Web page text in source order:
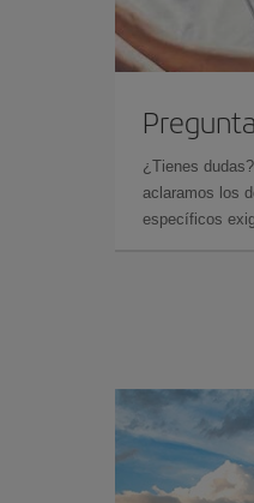
¿Tienes
aclaramos los
específicos